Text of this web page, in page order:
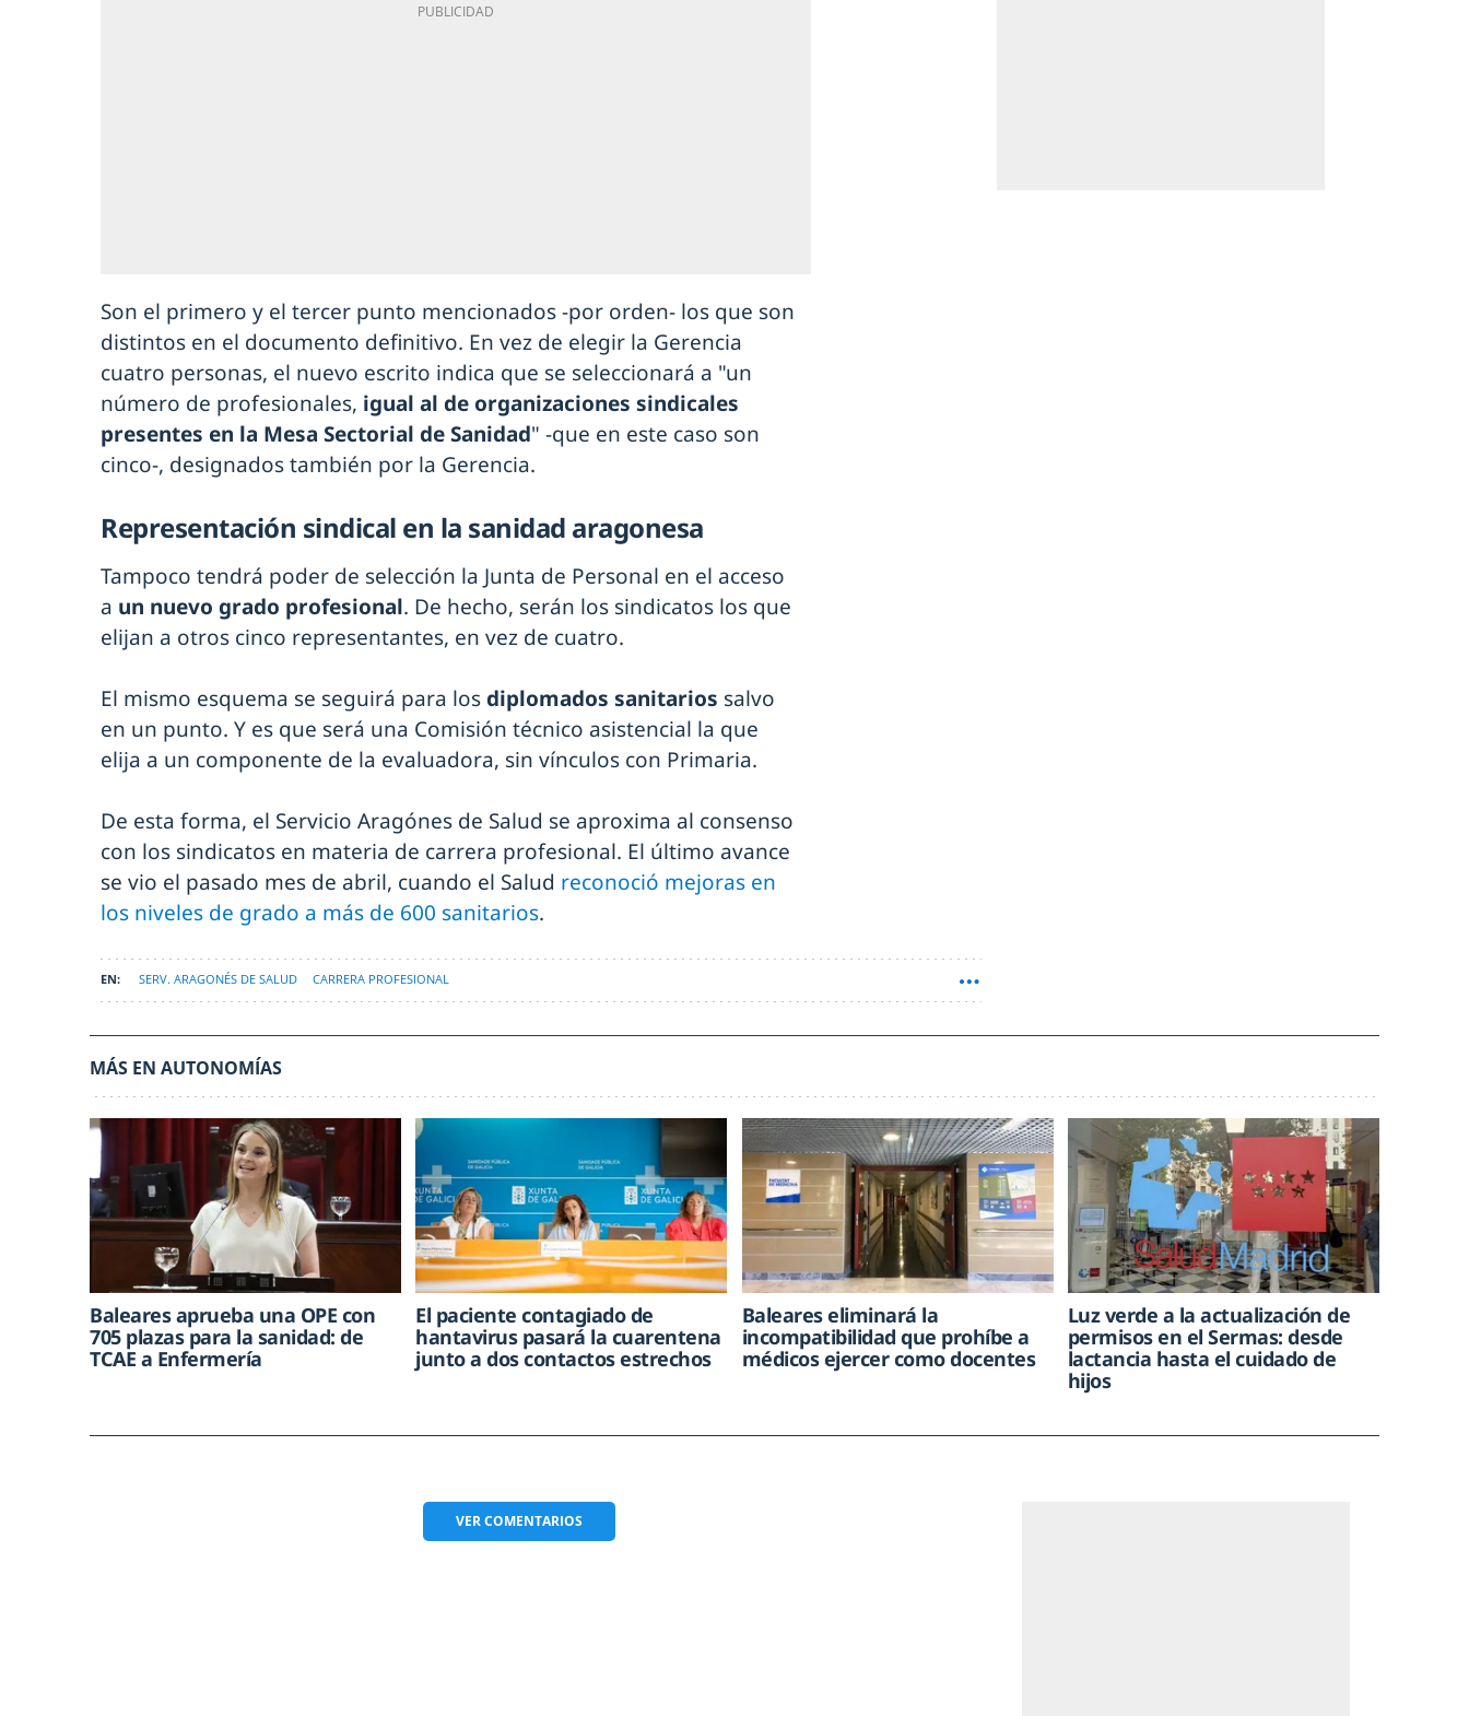
Son el primero y el tercer punto mencionados -por orden- los que son
distintos en el documento definitivo. En vez de elegir la Gerencia
cuatro personas, el nuevo escrito indica que se seleccionará a "un
número de profesionales, igual al de organizaciones sindicales
presentes en la Mesa Sectorial de Sanidad" -que en este caso son
cinco-, designados también por la Gerencia.
Representación sindical en la sanidad aragonesa
Tampoco tendrá poder de selección la Junta de Personal en el acceso
a un nuevo grado profesional. De hecho, serán los sindicatos los que
elijan a otros cinco representantes, en vez de cuatro.
El mismo esquema se seguirá para los diplomados sanitarios salvo
en un punto. Y es que será una Comisión técnico asistencial la que
elija a un componente de la evaluadora, sin vínculos con Primaria.
De esta forma, el Servicio Aragónes de Salud se aproxima al consenso
con los sindicatos en materia de carrera profesional. El último avance
se vio el pasado mes de abril, cuando el Salud reconoció mejoras en
los niveles de grado a más de 600 sanitarios.
SERV. ARAGONÉS DE SALUD CARRERA PROFESIONAL
MÁS EN AUTONOMÍAS
Baleares aprueba una OPE con
705 plazas para la sanidad: de
TCAE a Enfermería
El paciente contagiado de
hantavirus pasará la cuarentena
junto a dos contactos estrechos
Baleares eliminará la
incompatibilidad que prohíbe a
médicos ejercer como docentes
Luz verde a la actualización de
permisos en el Sermas: desde
lactancia hasta el cuidado de
hijos
VERCOMENTARIOS